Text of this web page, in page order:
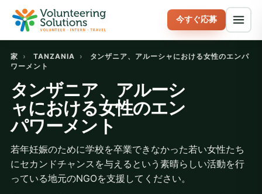
今すぐ応募
家 › TANZANIA ›
タンザニア、アルーシャにおける女性のエンパ
ワーメント
タンザニア、アルーシ
ャにおける女性のエン
パワーメント
若年妊娠のために学校を卒業できなかった若い女性たち
にセカンドチャンスを与えるという素晴らしい活動を行
っている地元のNGOを支援してください。